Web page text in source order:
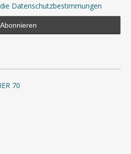
Datenschutzbestimmungen
70